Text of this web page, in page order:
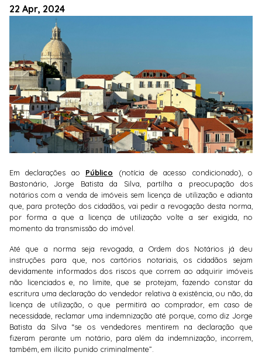
22 Apr, 2024
Em declarações ao Público (notícia de acesso condicionado), o
Bastonário, Jorge Batista da Silva, partilha a preocupação dos
notários com a venda de imóveis sem licença de utilização e adianta
que, para proteção dos cidadãos, vai pedir a revogação desta norma,
por forma a que a licença de utilização volte a ser exigida, no
momento da transmissão do imóvel.
Até que a norma seja revogada, a Ordem dos Notários já deu
instruções para que, nos cartórios notariais, os cidadãos sejam
devidamente informados dos riscos que correm ao adquirir imóveis
não licenciados e, no limite, que se protejam, fazendo constar da
escritura uma declaração do vendedor relativa à existência, ou não, da
licença de utilização, o que permitirá ao comprador, em caso de
necessidade, reclamar uma indemnização até porque, como diz Jorge
Batista da Silva “se os vendedores mentirem na declaração que
fizeram perante um notário, para além da indemnização, incorrem,
também, em ilícito punido criminalmente”.